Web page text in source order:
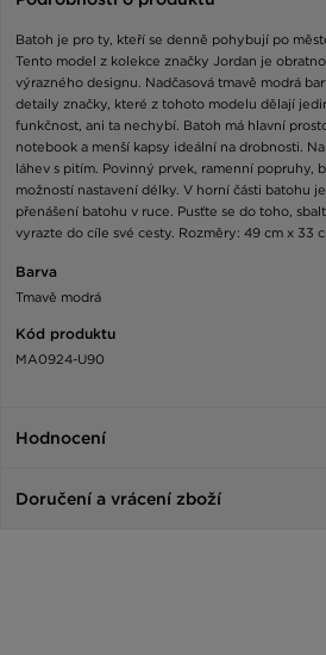
Batoh je pro ty, kteří se denně pohybují po
Tento model z kolekce značky Jordan je
výrazného designu. Nadčasová tmavě modrá
detaily značky, které z tohoto modelu dělají
funkčnost, ani ta nechybí. Batoh má hlavní
notebook a menší kapsy ideální na drobnosti.
láhev s pitím. Povinný prvek, ramenní popruhy,
možností nastavení délky. V horní části batohu
přenášení batohu v ruce. Pusťte se do toho,
vyrazte do cíle své cesty. Rozměry: 49 cm x 33
Barva
Tmavě modrá
Kód produktu
MA0924-U90
Hodnocení
Doručení a vrácení zboží